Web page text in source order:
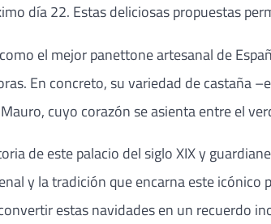
día 22. Estas deliciosas propuestas
el mejor panettone artesanal de
En concreto, su variedad de castaña
cuyo corazón se asienta entre el
de este palacio del siglo XIX y
y la tradición que encarna este
estas navidades en un recuerdo